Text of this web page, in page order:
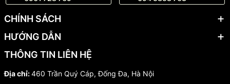
CHÍNH SÁCH
HƯỚNG DẪN
THÔNG TIN LIÊN HỆ
Địa chỉ:460 Trần Quý Cáp, Đống Đa, Hà Nội